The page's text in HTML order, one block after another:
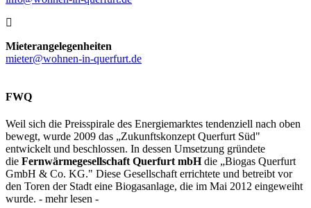
Mieterangelegenheiten
mieter@wohnen-in-querfurt.de
FWQ
Weil sich die Preisspirale des Energiemarktes tendenziell nach oben
bewegt, wurde 2009 das „Zukunftskonzept Querfurt Süd"
entwickelt und beschlossen. In dessen Umsetzung gründete
dieFernwärmegesellschaft Querfurt mbHdie „Biogas Querfurt
GmbH & Co. KG." Diese Gesellschaft errichtete und betreibt vor
den Toren der Stadt eine Biogasanlage, die im Mai 2012 eingeweiht
wurde. - mehr lesen -